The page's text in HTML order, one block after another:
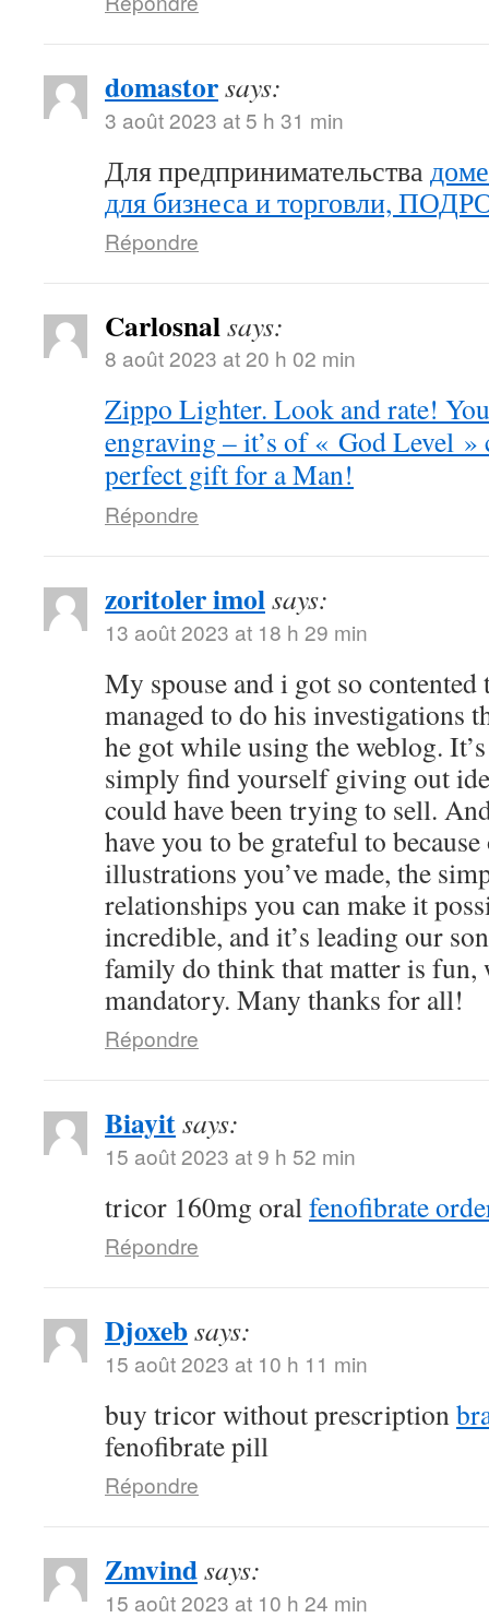
domastorsays:
3 août 2023 at 5 h 31 min
Для предпринимательства
для бизнеса и торговли,
Répondre
Carlosnalsays:
8 août 2023 at 20 h 02 min
Zippo Lighter. Look and rate!
engraving – it’s of « God Level
perfect gift for a Man!
Répondre
zoritoler imolsays:
13 août 2023 at 18 h 29 min
My spouse and i got so contented
managed to do his investigations
he got while using the weblog.
simply find yourself giving out
could have been trying to sell.
have you to be grateful to
illustrations you’ve made, the
relationships you can make it
incredible, and it’s leading our
family do think that matter is
mandatory. Many thanks for all!
Répondre
Biayitsays:
15 août 2023 at 9 h 52 min
tricor 160mg oralfenofibrate
Répondre
Djoxebsays:
15 août 2023 at 10 h 11 min
buy tricor without prescription
fenofibrate pill
Répondre
Zmvindsays:
15 août 2023 at 10 h 24 min